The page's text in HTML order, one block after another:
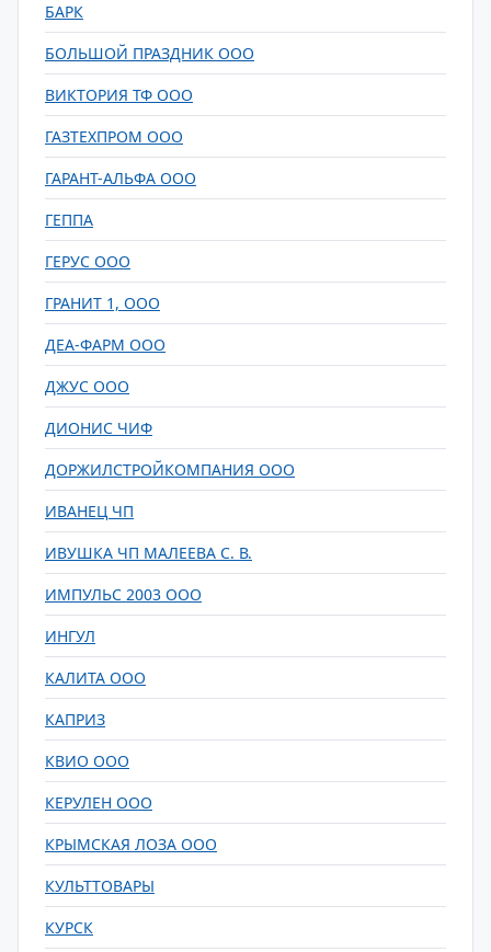
БАРК
БОЛЬШОЙ ПРАЗДНИК ООО
ВИКТОРИЯ ТФ ООО
ГАЗТЕХПРОМ ООО
ГАРАНТ-АЛЬФА ООО
ГЕППА
ГЕРУС ООО
ГРАНИТ 1, ООО
ДЕА-ФАРМ ООО
ДЖУС ООО
ДИОНИС ЧИФ
ДОРЖИЛСТРОЙКОМПАНИЯ ООО
ИВАНЕЦ ЧП
ИВУШКА ЧП МАЛЕЕВА С. В.
ИМПУЛЬС 2003 ООО
ИНГУЛ
КАЛИТА ООО
КАПРИЗ
КВИО ООО
КЕРУЛЕН ООО
КРЫМСКАЯ ЛОЗА ООО
КУЛЬТТОВАРЫ
КУРСК